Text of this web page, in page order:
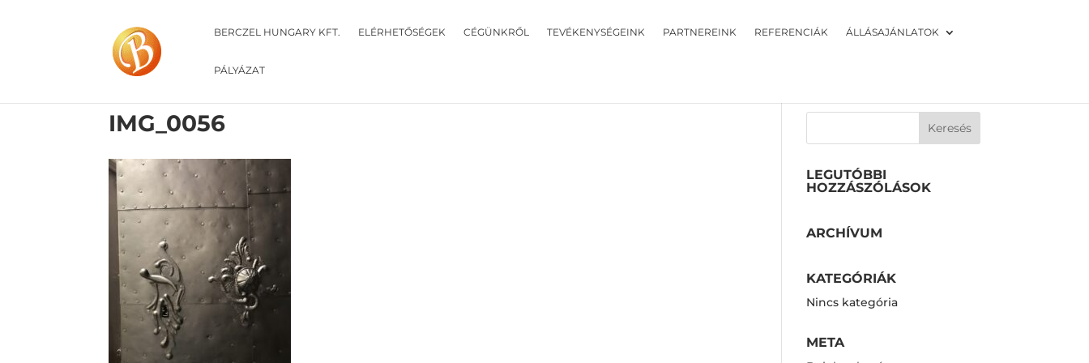
BERCZEL HUNGARY KFT. ELÉRHETŐSÉGEK CÉGÜNKRŐL TEVÉKENYSÉGEINK PARTNEREINK REFERENCIÁK ÁLLÁSAJÁNLATOK
PÁLYÁZAT
IMG_0056
LEGUTÓBBI
HOZZÁSZÓLÁSOK
ARCHÍVUM
KATEGÓRIÁK
Nincs kategória
META